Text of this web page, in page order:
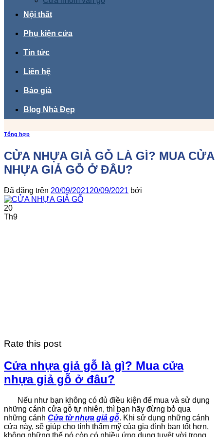
Nội thất
Phụ kiện cửa
Tin tức
Liên hệ
Báo giá
Blog Nhà Đẹp
Tổng hợp
CỬA NHỰA GIẢ GỖ LÀ GÌ? MUA CỬA
NHỰA GIẢ GỖ Ở ĐÂU?
Đã đăng trên 20/09/202120/09/2021 bởi
20
Th9
Rate this post
Cửa nhựa giả gỗ là gì? Mua cửa
nhựa giả gỗ ở đâu?
Nếu như bạn không có đủ điều kiện để mua và sử dụng
những cánh cửa gỗ tự nhiên, thì bạn hãy đừng bỏ qua
những cánh Cửa từ nhựa giả gỗ. Khi sử dụng những cánh
cửa này, sẽ giúp cho tính thẩm mỹ của gia đình bạn tốt hơn,
không những thế nó còn có nhiều ứng dụng tuyệt vời trong